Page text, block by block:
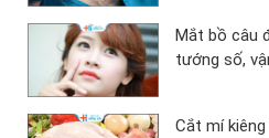
Mắt bồ câu
tướng số,
Cắt mí